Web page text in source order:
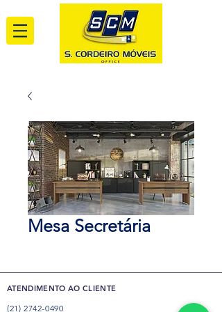
Mesa Secretária
ATENDIMENTO AO CLIENTE
(21) 2742-0490